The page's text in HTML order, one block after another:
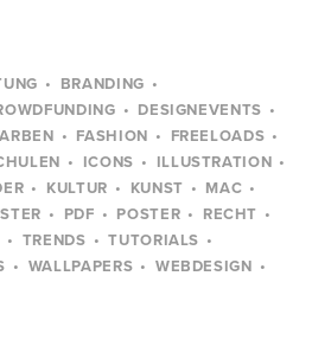
BRANDING
DESIGNEVENTS
FASHION
FREELOADS
ICONS
ILLUSTRATION
KULTUR KUNST
MAC
PDF POSTER
RECHT
TRENDS
TUTORIALS
WALLPAPERS
WEBDESIGN